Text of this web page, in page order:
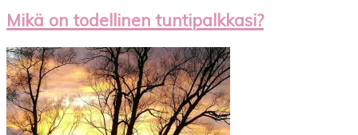
Mikä on todellinen tuntipalkkasi?